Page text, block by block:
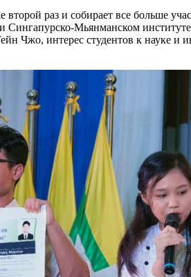
второй раз и собирает все больше
Сингапурско-Мьянманском
Чжо, интерес студентов к науке и